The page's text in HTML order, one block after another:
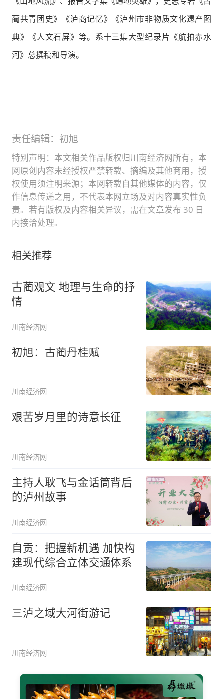
蔺共青团史》《泸商记忆》《泸州市非物质文化遗产图
典》《人文石屏》等。系十三集大型纪录片《航拍赤水
河》总撰稿和导演。
责任编辑：初旭
特别声明：本文相关作品版权归川南经济网所有，本
网原创内容未经授权严禁转载、摘编及其他商用，授
权使用须注明来源；本网转载自其他媒体的内容，仅
作信息传递之用，不代表本网立场及对内容真实性负
责。若有版权及内容相关异议，需在文章发布 30 日
内接洽处理。
相关推荐
古蔺观文 地理与生命的抒
情
川南经济网
初旭：古蔺丹桂赋
川南经济网
艰苦岁月里的诗意长征
川南经济网
主持人耿飞与金话筒背后
的泸州故事
川南经济网
自贡：把握新机遇 加快构
建现代综合立体交通体系
川南经济网
三泸之域大河街游记
川南经济网